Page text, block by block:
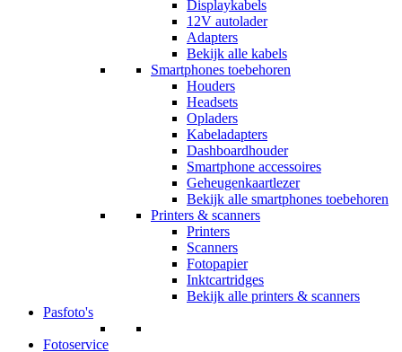
Displaykabels
12V autolader
Adapters
Bekijk alle kabels
Smartphones toebehoren
Houders
Headsets
Opladers
Kabeladapters
Dashboardhouder
Smartphone accessoires
Geheugenkaartlezer
Bekijk alle smartphones toebehoren
Printers & scanners
Printers
Scanners
Fotopapier
Inktcartridges
Bekijk alle printers & scanners
Pasfoto's
Fotoservice